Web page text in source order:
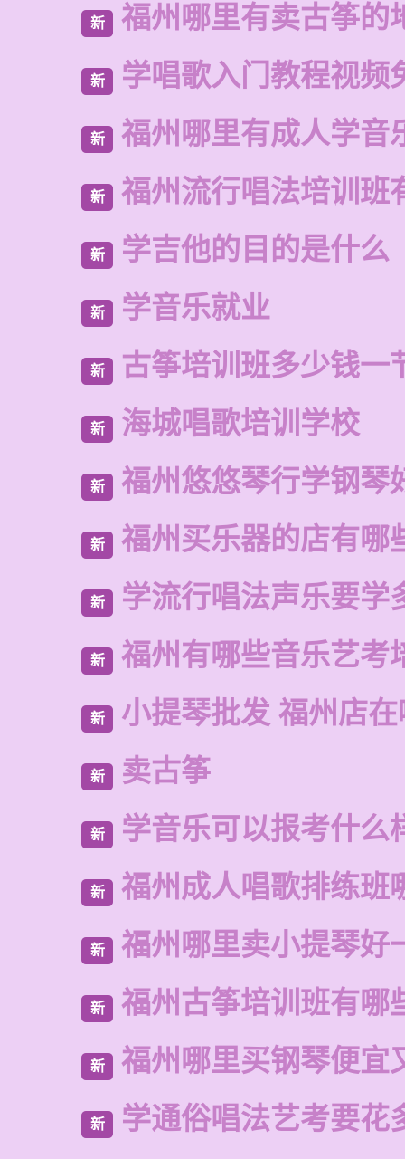
新 福州哪里有卖古筝的
新 学唱歌入门教程视频
新 福州哪里有成人学音
新 福州流行唱法培训班
新 学吉他的目的是什么
新 学音乐就业
新 古筝培训班多少钱一
新 海城唱歌培训学校
新 福州悠悠琴行学钢琴
新 福州买乐器的店有哪
新 学流行唱法声乐要学
新 福州有哪些音乐艺考
新 小提琴批发 福州店
新 卖古筝
新 学音乐可以报考什么
新 福州成人唱歌排练班
新 福州哪里卖小提琴好
新 福州古筝培训班有哪
新 福州哪里买钢琴便宜
新 学通俗唱法艺考要花